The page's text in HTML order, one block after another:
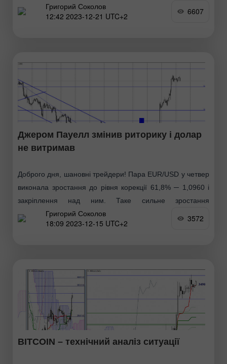
чином, процес падіння може бути продовжено
Григорий Соколов
12:42 2023-12-21 UTC+2
6607
Джером Пауелл змінив риторику і долар
не витримав
Доброго дня, шановні трейдери! Пара EUR/USD у четвер
виконала зростання до рівня корекції 61,8% ─ 1,0960 і
закріплення над ним. Таке сильне зростання
європейської валюти було зумовлене інформаційним
фоном середи
Григорий Соколов
18:09 2023-12-15 UTC+2
3572
BITCOIN – технічний аналіз ситуації